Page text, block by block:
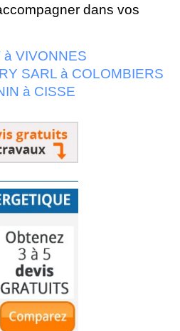
dans vos
VIVONNES
SARL à COLOMBIERS
à CISSE